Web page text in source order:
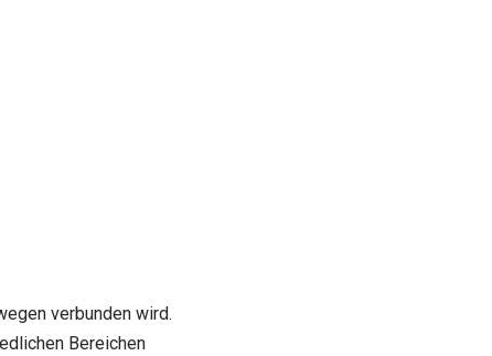
verbunden wird.
Bereichen